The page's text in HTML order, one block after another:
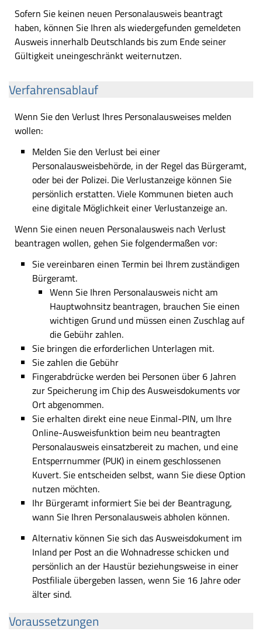
Sofern Sie keinen neuen Personalausweis beantragt
haben, können Sie Ihren als wiedergefunden gemeldeten
Ausweis innerhalb Deutschlands bis zum Ende seiner
Gültigkeit uneingeschränkt weiternutzen.
Verfahrensablauf
Wenn Sie den Verlust Ihres Personalausweises melden
wollen:
Melden Sie den Verlust bei einer
Personalausweisbehörde, in der Regel das Bürgeramt,
oder bei der Polizei. Die Verlustanzeige können Sie
persönlich erstatten. Viele Kommunen bieten auch
eine digitale Möglichkeit einer Verlustanzeige an.
Wenn Sie einen neuen Personalausweis nach Verlust
beantragen wollen, gehen Sie folgendermaßen vor:
Sie vereinbaren einen Termin bei Ihrem zuständigen
Bürgeramt.
Wenn Sie Ihren Personalausweis nicht am
Hauptwohnsitz beantragen, brauchen Sie einen
wichtigen Grund und müssen einen Zuschlag auf
die Gebühr zahlen.
Sie bringen die erforderlichen Unterlagen mit.
Sie zahlen die Gebühr
Fingerabdrücke werden bei Personen über 6 Jahren
zur Speicherung im Chip des Ausweisdokuments vor
Ort abgenommen.
Sie erhalten direkt eine neue Einmal-PIN, um Ihre
Online-Ausweisfunktion beim neu beantragten
Personalausweis einsatzbereit zu machen, und eine
Entsperrnummer (PUK) in einem geschlossenen
Kuvert. Sie entscheiden selbst, wann Sie diese Option
nutzen möchten.
Ihr Bürgeramt informiert Sie bei der Beantragung,
wann Sie Ihren Personalausweis abholen können.
Alternativ können Sie sich das Ausweisdokument im
Inland per Post an die Wohnadresse schicken und
persönlich an der Haustür beziehungsweise in einer
Postfiliale übergeben lassen, wenn Sie 16 Jahre oder
älter sind.
Voraussetzungen